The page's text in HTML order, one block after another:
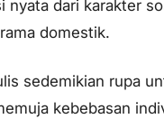
nyata dari karakter
domestik.
sedemikian rupa
kebebasan